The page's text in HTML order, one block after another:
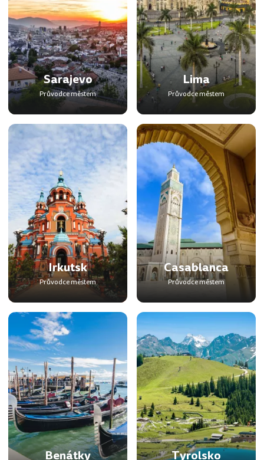
Sarajevo
Průvodce městem
Lima
Průvodce městem
Irkutsk
Průvodce městem
Casablanca
Průvodce městem
Benátky Tyrolsko